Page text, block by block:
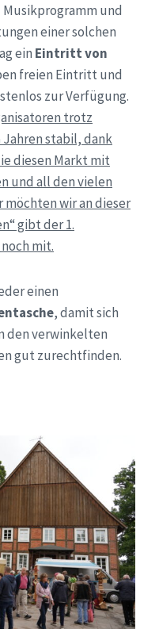
und
einer solchen
ein Eintritt von
freien Eintritt und
zur Verfügung.
trotz
stabil, dank
diesen Markt mit
und all den vielen
wir an dieser
gibt der 1.
mit.
einen
, damit sich
den verwinkelten
gut zurechtfinden.